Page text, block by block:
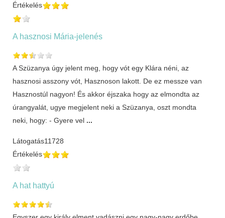
Értékelés
A hasznosi Mária-jelenés
A Szüzanya úgy jelent meg, hogy vót egy Klára néni, az
hasznosi asszony vót, Hasznoson lakott. De ez messze van
Hasznostúl nagyon! És akkor éjszaka hogy az elmondta az
úrangyalát, ugye megjelent neki a Szüzanya, oszt mondta
neki, hogy: - Gyere vel ...
Látogatás11728
Értékelés
A hat hattyú